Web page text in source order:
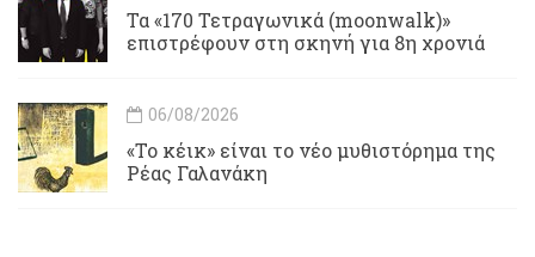
Τα «170 Τετραγωνικά (moonwalk)»
επιστρέφουν στη σκηνή για 8η χρονιά
06/08/2026
«Το κέικ» είναι το νέο μυθιστόρημα της
Ρέας Γαλανάκη